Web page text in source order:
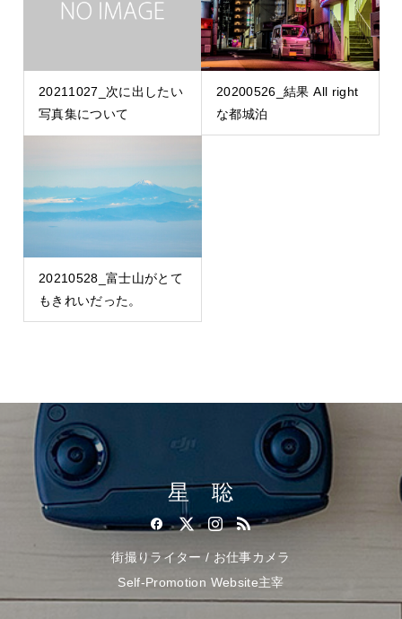
20211027_次に出したい
写真集について
20200526_結果 All right
な都城泊
20210528_富士山がとて
もきれいだった。
星 聡
街撮りライター / お仕事カメラ
Self-Promotion Website主宰